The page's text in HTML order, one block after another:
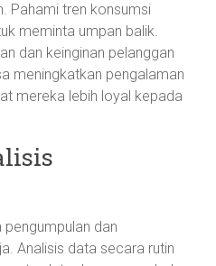
Pahami tren konsumsi
meminta umpan balik.
dan keinginan pelanggan
meningkatkan pengalaman
mereka lebih loyal kepada
dan
Analisis data secara rutin